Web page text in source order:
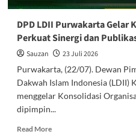
DPD LDII Purwakarta Gelar
Perkuat Sinergi dan
Sauzan
23 Juli 2026
Purwakarta, (22/07). Dewan
Dakwah Islam Indonesia (LDII)
menggelar Konsolidasi
dipimpin...
Read MoreRead